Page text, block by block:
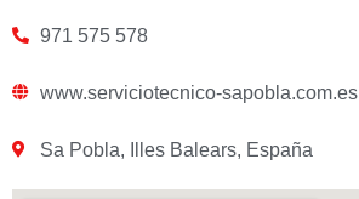
971 575 578
www.serviciotecnico-sapobla.com.es
Sa Pobla, Illes Balears, España